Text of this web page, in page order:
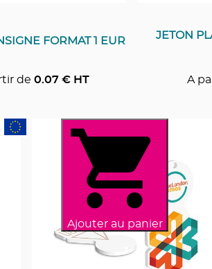
FORMAT 1 EUR
de 0.07 € HT
JETON
A
Ajouter au panier